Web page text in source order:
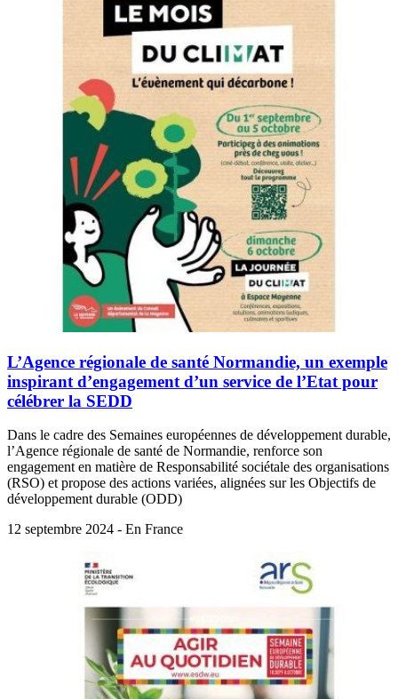
L’Agence régionale de santé Normandie, un exemple
inspirant d’engagement d’un service de l’Etat pour
célébrer la SEDD
Dans le cadre des Semaines européennes de développement durable,
l’Agence régionale de santé de Normandie, renforce son
engagement en matière de Responsabilité sociétale des organisations
(RSO) et propose des actions variées, alignées sur les Objectifs de
développement durable (ODD)
12 septembre 2024 - En France